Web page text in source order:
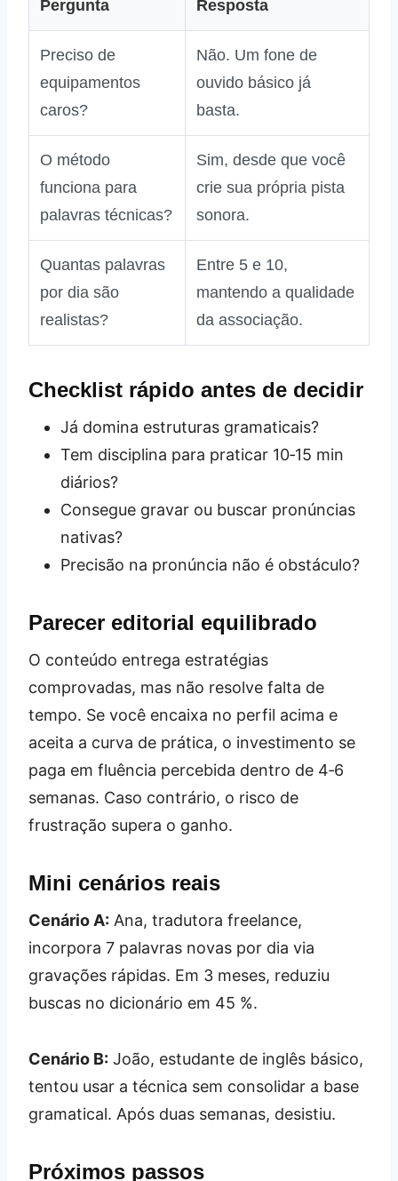
Pergunta Resposta
Preciso de
equipamentos
caros?
Não. Um fone de
ouvido básico já
basta.
O método
funciona para
palavras técnicas?
Sim, desde que você
crie sua própria pista
sonora.
Quantas palavras
por dia são
realistas?
Entre 5 e 10,
mantendo a qualidade
da associação.
Checklist rápido antes de decidir
Já domina estruturas gramaticais?
Tem disciplina para praticar 10‑15 min
diários?
Consegue gravar ou buscar pronúncias
nativas?
Precisão na pronúncia não é obstáculo?
Parecer editorial equilibrado
O conteúdo entrega estratégias
comprovadas, mas não resolve falta de
tempo. Se você encaixa no perfil acima e
aceita a curva de prática, o investimento se
paga em fluência percebida dentro de 4‑6
semanas. Caso contrário, o risco de
frustração supera o ganho.
Mini cenários reais
Cenário A: Ana, tradutora freelance,
incorpora 7 palavras novas por dia via
gravações rápidas. Em 3 meses, reduziu
buscas no dicionário em 45 %.
Cenário B: João, estudante de inglês básico,
tentou usar a técnica sem consolidar a base
gramatical. Após duas semanas, desistiu.
Próximos passos